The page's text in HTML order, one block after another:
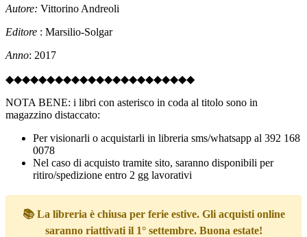
Autore: Vittorino Andreoli
Editore : Marsilio-Solgar
Anno: 2017
◆◆◆◆◆◆◆◆◆◆◆◆◆◆◆◆◆◆◆◆◆◆◆
NOTA BENE: i libri con asterisco in coda al titolo sono in
magazzino distaccato:
Per visionarli o acquistarli in libreria sms/whatsapp al 392 168
0078
Nel caso di acquisto tramite sito, saranno disponibili per
ritiro/spedizione entro 2 gg lavorativi
📚 La libreria è chiusa per ferie estive. Gli acquisti online
saranno riattivati il 1° settembre. Buona estate!